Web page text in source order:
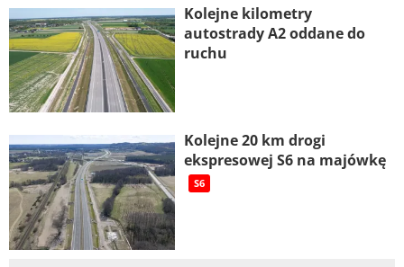
Kolejne kilometry
autostrady A2 oddane do
ruchu
Kolejne 20 km drogi
ekspresowej S6 na majówkę
S6